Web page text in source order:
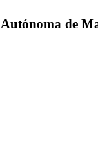
de